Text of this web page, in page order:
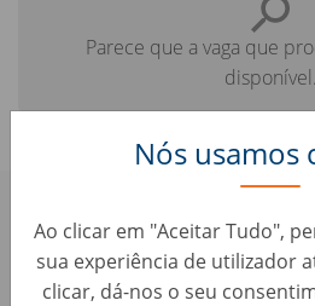
Nós usamos
Ao clicar em "Aceitar Tudo",
sua experiência de utilizador
clicar, dá-nos o seu
Parece que a vaga que
disponível.
Confere aqui
parecidas que te